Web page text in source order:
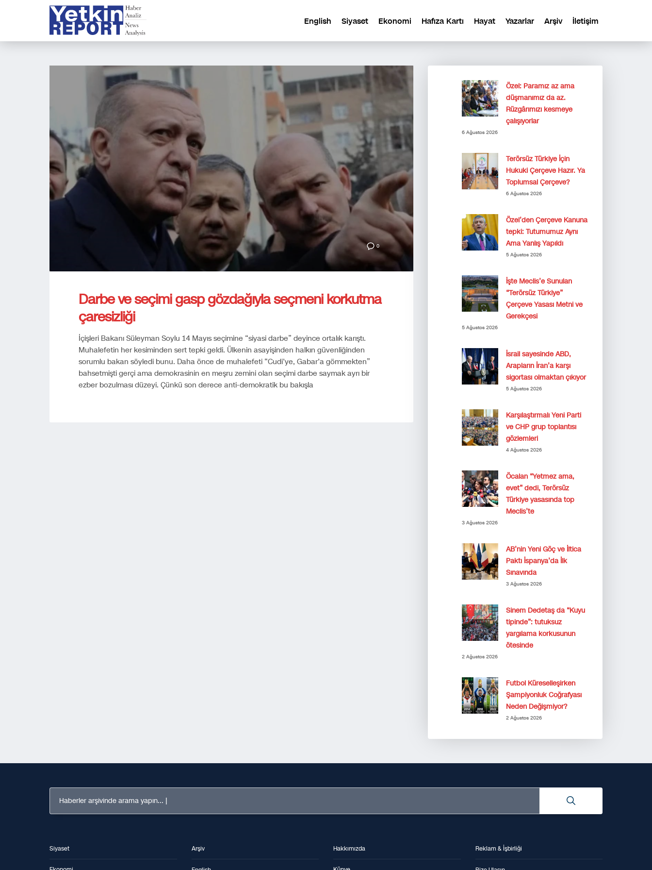
English Siyaset Ekonomi Hafıza Kartı Hayat Yazarlar Arşiv İletişim
0
Darbe ve seçimi gasp gözdağıyla seçmeni korkutma
çaresizliği
İçişleri Bakanı Süleyman Soylu 14 Mayıs seçimine “siyasi darbe” deyince ortalık karıştı.
Muhalefetin her kesiminden sert tepki geldi. Ülkenin asayişinden halkın güvenliğinden
sorumlu bakan söyledi bunu. Daha önce de muhalefeti “Cudi’ye, Gabar’a gömmekten”
bahsetmişti gerçi ama demokrasinin en meşru zemini olan seçimi darbe saymak ayrı bir
ezber bozulması düzeyi. Çünkü son derece anti-demokratik bu bakışla
Özel: Paramız az ama
düşmanımız da az.
Rüzgârımızı kesmeye
çalışıyorlar
6 Ağustos 2026
Terörsüz Türkiye İçin
Hukuki Çerçeve Hazır. Ya
Toplumsal Çerçeve?
6 Ağustos 2026
Özel’den Çerçeve Kanuna
tepki: Tutumumuz Aynı
Ama Yanlış Yapıldı
5 Ağustos 2026
İşte Meclis’e Sunulan
“Terörsüz Türkiye”
Çerçeve Yasası Metni ve
Gerekçesi
5 Ağustos 2026
İsrail sayesinde ABD,
Arapların İran’a karşı
sigortası olmaktan çıkıyor
5 Ağustos 2026
Karşılaştırmalı Yeni Parti
ve CHP grup toplantısı
gözlemleri
4 Ağustos 2026
Öcalan “Yetmez ama,
evet” dedi, Terörsüz
Türkiye yasasında top
Meclis’te
3 Ağustos 2026
AB’nin Yeni Göç ve İltica
Paktı İspanya’da İlk
Sınavında
3 Ağustos 2026
Sinem Dedetaş da “Kuyu
tipinde”: tutuksuz
yargılama korkusunun
ötesinde
2 Ağustos 2026
Futbol Küreselleşirken
Şampiyonluk Coğrafyası
Neden Değişmiyor?
2 Ağustos 2026
Haberler arşivinde arama yapın...
Siyaset Arşiv Hakkımızda Reklam & İşbirliği